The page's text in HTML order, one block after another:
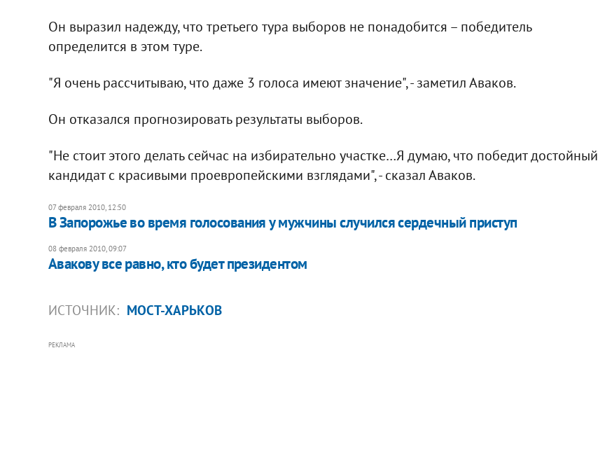
Он выразил надежду, что третьего тура выборов не понадобится – победитель
определится в этом туре.
"Я очень рассчитываю, что даже 3 голоса имеют значение", - заметил Аваков.
Он отказался прогнозировать результаты выборов.
"Не стоит этого делать сейчас на избирательно участке…Я думаю, что победит достойный
кандидат с красивыми проевропейскими взглядами", - сказал Аваков.
07 февраля 2010, 12:50
В Запорожье во время голосования у мужчины случился сердечный приступ
08 февраля 2010, 09:07
Авакову все равно, кто будет президентом
ИСТОЧНИК: МОСТ-ХАРЬКОВ
РЕКЛАМА